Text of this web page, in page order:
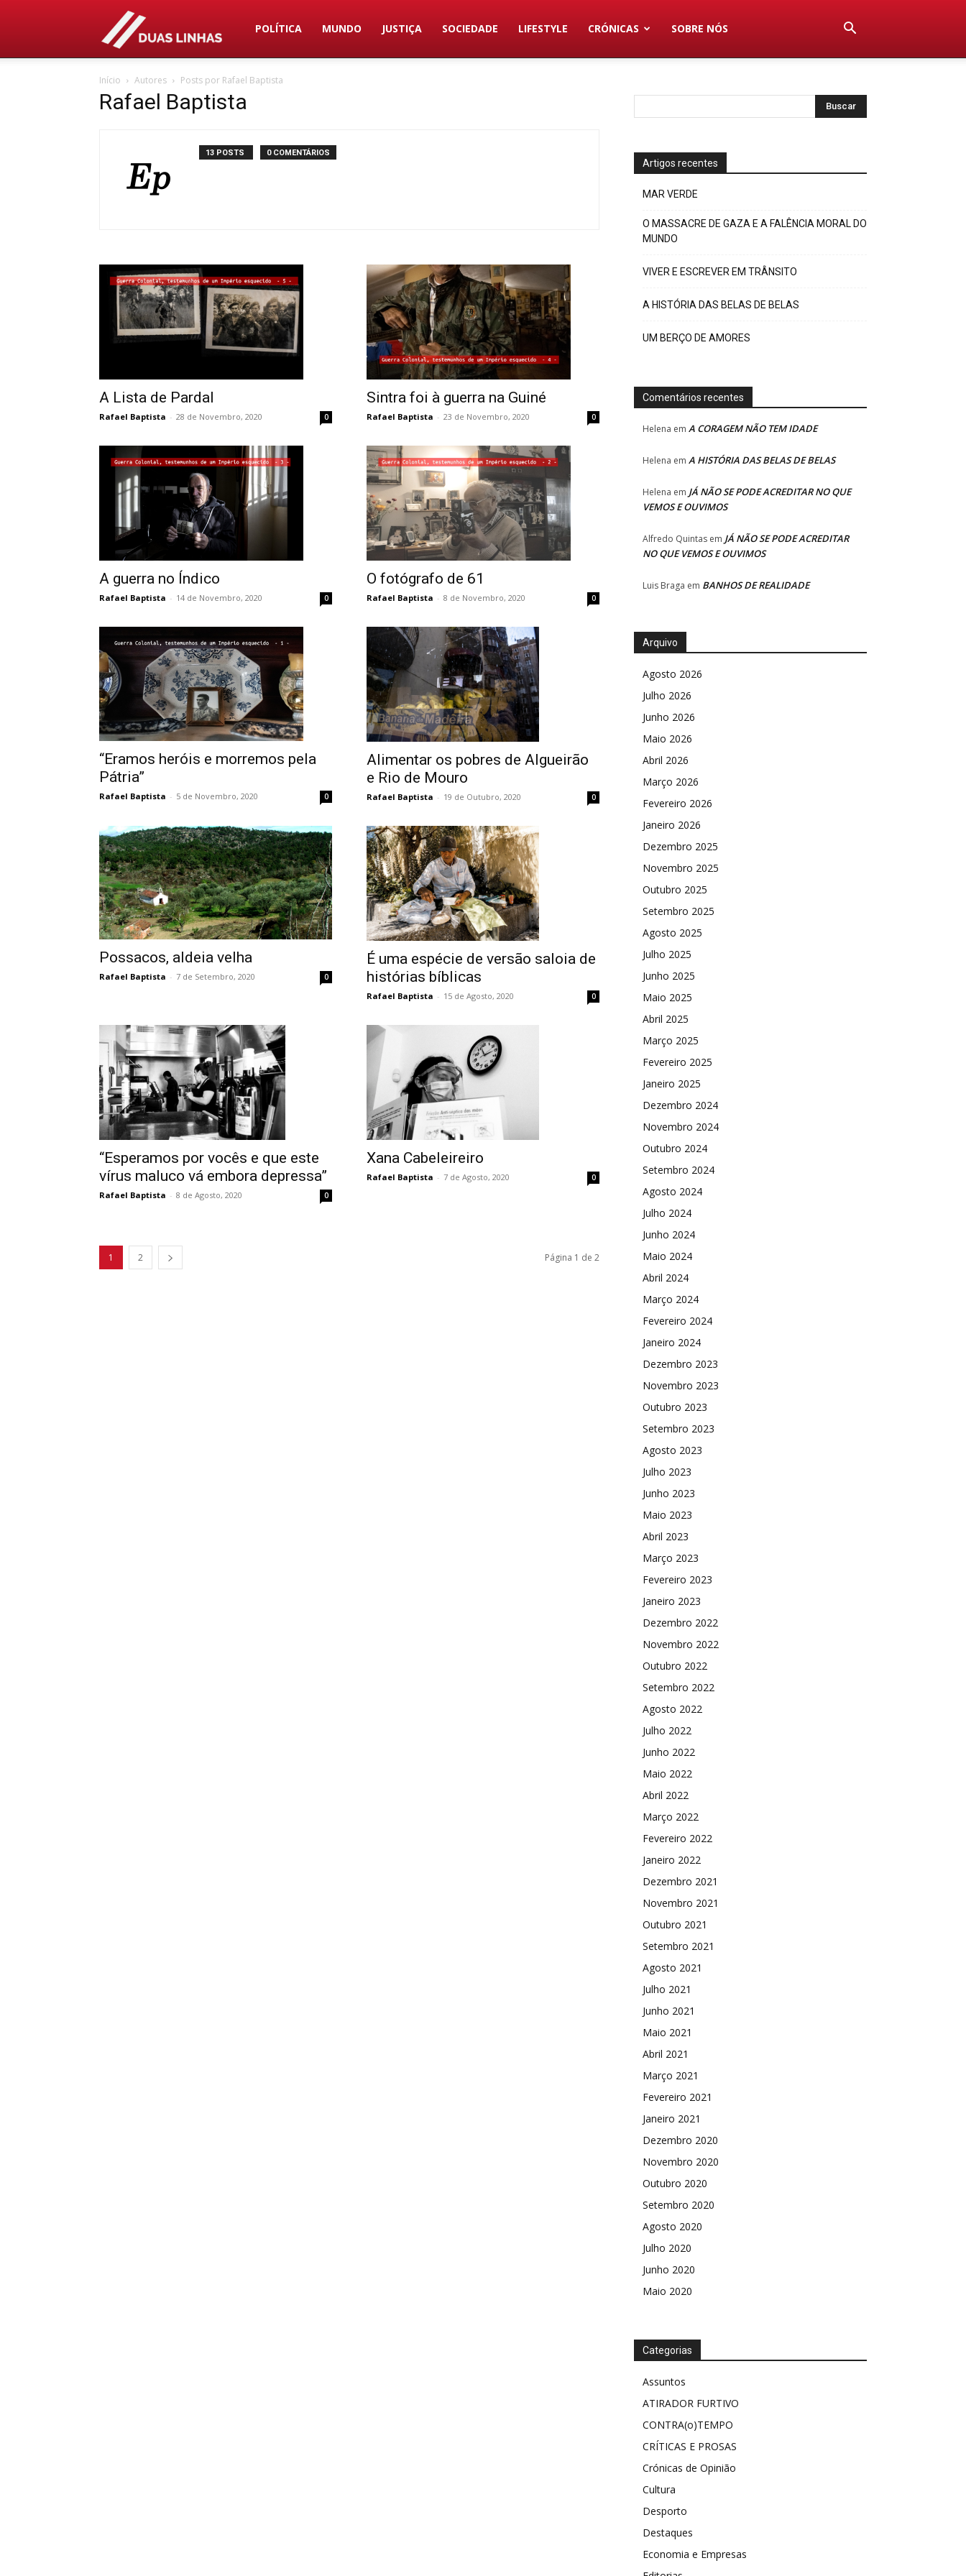
Duas
Linhas
POLÍTICA MUNDO JUSTIÇA SOCIEDADE LIFESTYLE CRÓNICAS SOBRE NÓS
Início Autores Posts por Rafael Baptista
Rafael Baptista
13 POSTS 0 COMENTÁRIOS
A Lista de Pardal
Rafael Baptista - 28 de Novembro, 2020 0
Sintra foi à guerra na Guiné
Rafael Baptista - 23 de Novembro, 2020 0
A guerra no Índico
Rafael Baptista - 14 de Novembro, 2020 0
O fotógrafo de 61
Rafael Baptista - 8 de Novembro, 2020 0
“Eramos heróis e morremos pela
Pátria”
Rafael Baptista - 5 de Novembro, 2020 0
Alimentar os pobres de Algueirão
e Rio de Mouro
Rafael Baptista - 19 de Outubro, 2020 0
Possacos, aldeia velha
Rafael Baptista - 7 de Setembro, 2020 0
É uma espécie de versão saloia de
histórias bíblicas
Rafael Baptista - 15 de Agosto, 2020 0
“Esperamos por vocês e que este
vírus maluco vá embora depressa”
Rafael Baptista - 8 de Agosto, 2020 0
Xana Cabeleireiro
Rafael Baptista - 7 de Agosto, 2020 0
1 2 Página 1 de 2
Artigos recentes
MAR VERDE
O MASSACRE DE GAZA E A FALÊNCIA MORAL DO
MUNDO
VIVER E ESCREVER EM TRÂNSITO
A HISTÓRIA DAS BELAS DE BELAS
UM BERÇO DE AMORES
Comentários recentes
Helena em A CORAGEM NÃO TEM IDADE
Helena em A HISTÓRIA DAS BELAS DE BELAS
Helena em JÁ NÃO SE PODE ACREDITAR NO QUE
VEMOS E OUVIMOS
Alfredo Quintas em JÁ NÃO SE PODE ACREDITAR
NO QUE VEMOS E OUVIMOS
Luis Braga em BANHOS DE REALIDADE
Arquivo
Agosto 2026
Julho 2026
Junho 2026
Maio 2026
Abril 2026
Março 2026
Fevereiro 2026
Janeiro 2026
Dezembro 2025
Novembro 2025
Outubro 2025
Setembro 2025
Agosto 2025
Julho 2025
Junho 2025
Maio 2025
Abril 2025
Março 2025
Fevereiro 2025
Janeiro 2025
Dezembro 2024
Novembro 2024
Outubro 2024
Setembro 2024
Agosto 2024
Julho 2024
Junho 2024
Maio 2024
Abril 2024
Março 2024
Fevereiro 2024
Janeiro 2024
Dezembro 2023
Novembro 2023
Outubro 2023
Setembro 2023
Agosto 2023
Julho 2023
Junho 2023
Maio 2023
Abril 2023
Março 2023
Fevereiro 2023
Janeiro 2023
Dezembro 2022
Novembro 2022
Outubro 2022
Setembro 2022
Agosto 2022
Julho 2022
Junho 2022
Maio 2022
Abril 2022
Março 2022
Fevereiro 2022
Janeiro 2022
Dezembro 2021
Novembro 2021
Outubro 2021
Setembro 2021
Agosto 2021
Julho 2021
Junho 2021
Maio 2021
Abril 2021
Março 2021
Fevereiro 2021
Janeiro 2021
Dezembro 2020
Novembro 2020
Outubro 2020
Setembro 2020
Agosto 2020
Julho 2020
Junho 2020
Maio 2020
Categorias
Assuntos
ATIRADOR FURTIVO
CONTRA(o)TEMPO
CRÍTICAS E PROSAS
Crónicas de Opinião
Cultura
Desporto
Destaques
Economia e Empresas